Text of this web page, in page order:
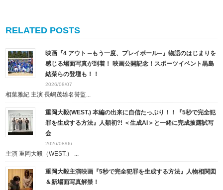
RELATED POSTS
映画『4 アウト ─もう一度、プレイボール─』物語のはじまりを
感じる場面写真が到着！ 映画公開記念！スポーツイベント黒島
結菜らの登壇も！！
2026/08/07
相葉雅紀 主演 長嶋茂雄名誉監...
重岡大毅(WEST.) 本編の出来に自信たっぷり！！『5秒で完全犯
罪を生成する方法』人類初?! ＜生成AI＞と一緒に完成披露試写
会
2026/08/06
主演 重岡大毅（WEST.） ...
重岡大毅主演映画『5秒で完全犯罪を生成する方法』人物相関図
＆新場面写真解禁！